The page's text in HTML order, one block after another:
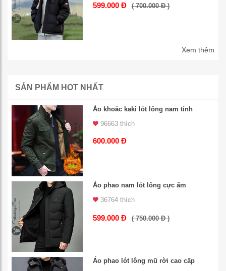
599.000 Đ ( 700.000 Đ )
Xem thêm
SẢN PHẨM HOT NHẤT
Áo khoác kaki lót lông nam tính
96663 thích
600.000 Đ
Áo phao nam lót lông cực ấm
36764 thích
599.000 Đ ( 750.000 Đ )
Áo phao lót lông mũ rời cao cấp